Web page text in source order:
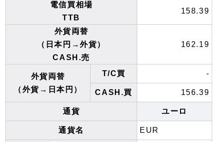
電信買相場
TTB
158.39
外貨両替
（日本円→外貨）
CASH.売
162.19
外貨両替
（外貨→日本円）
T/C買 -
CASH.買 156.39
通貨 ユーロ
通貨名
EUR